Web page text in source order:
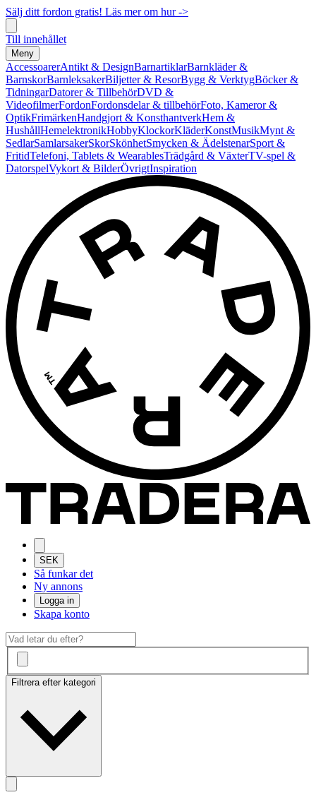
Sälj ditt fordon gratis! Läs mer om hur ->
Till innehållet
Meny
AccessoarerAntikt & DesignBarnartiklarBarnkläder &
BarnskorBarnleksakerBiljetter & ResorBygg & VerktygBöcker &
TidningarDatorer & TillbehörDVD &
VideofilmerFordonFordonsdelar & tillbehörFoto, Kameror &
OptikFrimärkenHandgjort & KonsthantverkHem &
HushållHemelektronikHobbyKlockorKläderKonstMusikMynt &
SedlarSamlarsakerSkorSkönhetSmycken & ÄdelstenarSport &
FritidTelefoni, Tablets & WearablesTrädgård & VäxterTV-spel &
DatorspelVykort & BilderÖvrigtInspiration
SEK
Så funkar det
Ny annons
Logga in
Skapa konto
Filtrera efter kategori